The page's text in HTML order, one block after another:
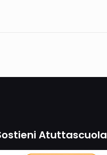
Atuttascuola